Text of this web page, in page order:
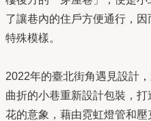
了讓巷內的住戶方便通行，
特殊模樣。
2022年的臺北街角遇見設計
曲折的小巷重新設計包裝，
花的意象，藉由霓虹燈管和